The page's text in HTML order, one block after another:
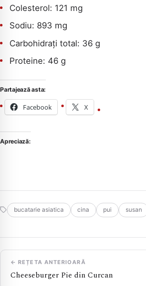
Colesterol: 121 mg
Sodiu: 893 mg
Carbohidrați total: 36 g
Proteine: 46 g
Partajează asta:
Facebook X
Apreciază:
bucatarie asiatica cina pui susan
← REȚETA ANTERIOARĂ
Cheeseburger Pie din Curcan